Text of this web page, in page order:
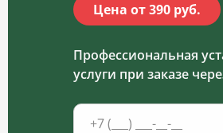
Цена от 390 руб.
Профессиональная
услуги при заказе